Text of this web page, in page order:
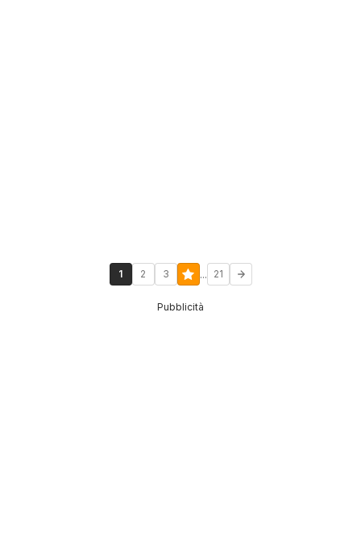
1 2 3 ... 21
Pubblicità